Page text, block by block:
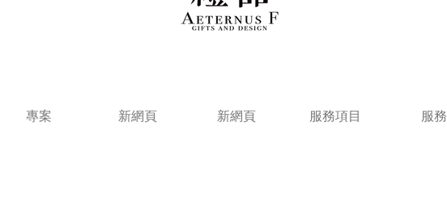
專案 新網頁 新網頁 服務項目 服務